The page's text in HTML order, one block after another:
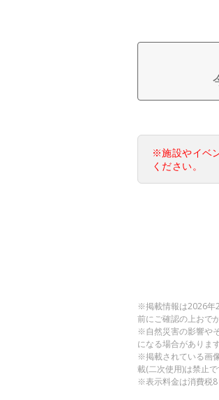
※施設やイベ
ください。
※掲載情報は2026年
前にご確認の上おで
※自然災害の影響や
になる場合があります
※掲載されている画
載(二次使用)は禁止で
※表示料金は消費税8